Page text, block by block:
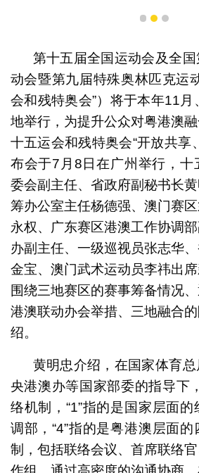
1 2 3
第十五届全国运动会及全
动会暨第九届特殊奥林匹克运
会和残特奥会”）将于本年11
地举行，为提升公众对粤港澳融
十五运会和残特奥会“开放共享
布会于7月8日在广州举行，十
委会副主任、省政府副秘书长
筹办公室主任杨德强、澳门赛
永权、广东赛区港澳工作协调
办副主任、一级巡视员张志华
金宝、澳门武术运动员李祎出
围绕三地赛区的赛事筹备情况
港澳联动办会举措、三地融合
绍。
黄明忠介绍，在国家体育
央港澳办等国家部委的指导下
络机制，“1”指的是国家层面
调部，“4”指的是粤港澳层面
制，包括联络会议、首席联络